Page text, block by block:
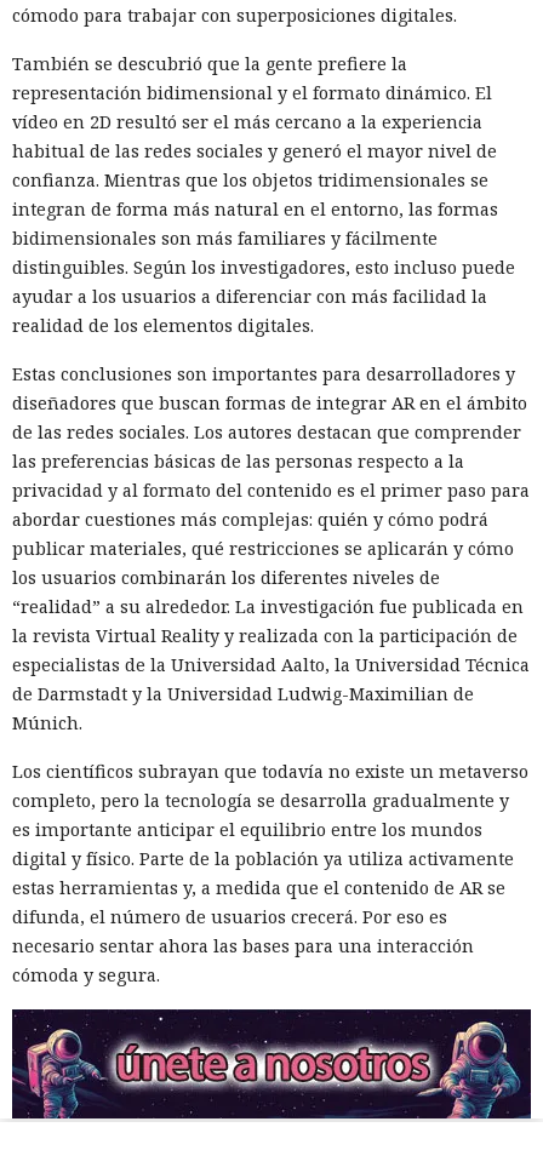
cómodo para trabajar con superposiciones digitales.
También se descubrió que la gente prefiere la
representación bidimensional y el formato dinámico. El
vídeo en 2D resultó ser el más cercano a la experiencia
habitual de las redes sociales y generó el mayor nivel de
confianza. Mientras que los objetos tridimensionales se
integran de forma más natural en el entorno, las formas
bidimensionales son más familiares y fácilmente
distinguibles. Según los investigadores, esto incluso puede
ayudar a los usuarios a diferenciar con más facilidad la
realidad de los elementos digitales.
Estas conclusiones son importantes para desarrolladores y
diseñadores que buscan formas de integrar AR en el ámbito
de las redes sociales. Los autores destacan que comprender
las preferencias básicas de las personas respecto a la
privacidad y al formato del contenido es el primer paso para
abordar cuestiones más complejas: quién y cómo podrá
publicar materiales, qué restricciones se aplicarán y cómo
los usuarios combinarán los diferentes niveles de
“realidad” a su alrededor. La investigación fue publicada en
la revista Virtual Reality y realizada con la participación de
especialistas de la Universidad Aalto, la Universidad Técnica
de Darmstadt y la Universidad Ludwig-Maximilian de
Múnich.
Los científicos subrayan que todavía no existe un metaverso
completo, pero la tecnología se desarrolla gradualmente y
es importante anticipar el equilibrio entre los mundos
digital y físico. Parte de la población ya utiliza activamente
estas herramientas y, a medida que el contenido de AR se
difunda, el número de usuarios crecerá. Por eso es
necesario sentar ahora las bases para una interacción
cómoda y segura.